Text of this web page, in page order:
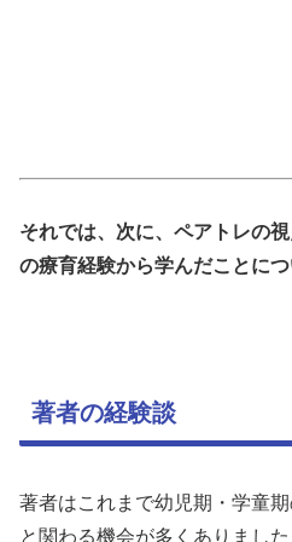
それでは、次に、ペアトレの
の療育経験から学んだことにつ
著者の経験談
著者はこれまで幼児期・学童
と関わる機会が多くありました